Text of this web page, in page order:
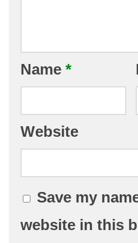
Name *
Website
Save my
website in this